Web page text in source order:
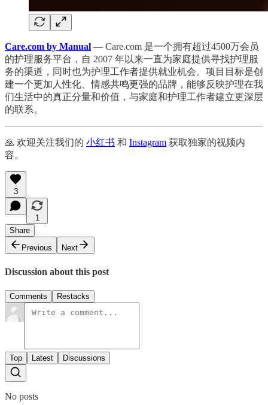
Care.com by Manual — Care.com 是一个拥有超过4500万会员
的护理服务平台，自 2007 年以来一直为家庭提供寻找护理服
务的渠道，同时也为护理工作者提供就业机会。项目目标是创
建一个更加人性化、情感共鸣更强的品牌，能够反映护理在我
们生活中的真正分量和价值，与家庭和护理工作者建立更深层
的联系。
🙏 欢迎关注我们的 小红书 和 Instagram 获取独家的视频内
容。
3
1
Share
Previous
Next
Discussion about this post
Comments Restacks
Top Latest Discussions
No posts